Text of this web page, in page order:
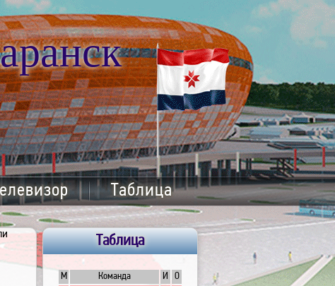
Таблица
Таблица
М Команда И
О